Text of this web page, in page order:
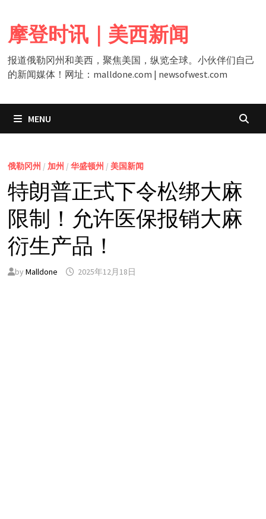
content
摩登时讯｜美西新闻
报道俄勒冈州和美西，聚焦美国，纵览全球。小伙伴们自己
的新闻媒体！网址：malldone.com | newsofwest.com
MENU
俄勒冈州 / 加州 / 华盛顿州 / 美国新闻
特朗普正式下令松绑大麻
限制！允许医保报销大麻
衍生产品！
by Malldone 2025年12月18日